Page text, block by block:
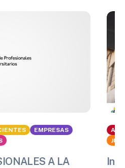
EMPRESAS
A LA